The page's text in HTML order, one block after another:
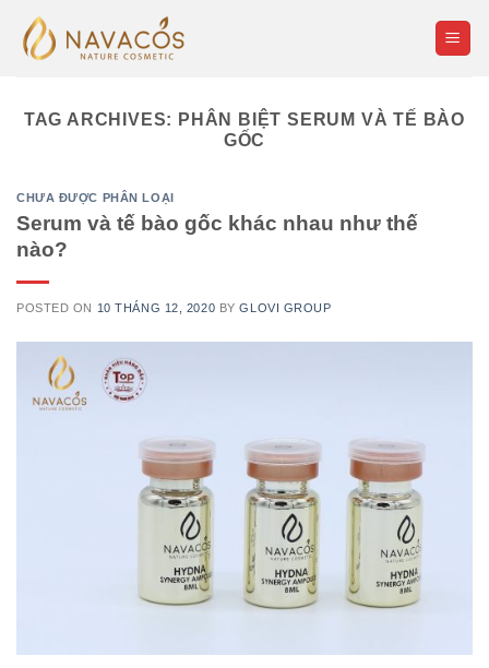
TAG ARCHIVES: PHÂN BIỆT SERUM VÀ TẾ BÀO
GỐC
CHƯA ĐƯỢC PHÂN LOẠI
Serum và tế bào gốc khác nhau như thế
nào?
POSTED ON 10 THÁNG 12, 2020 BYGLOVI GROUP